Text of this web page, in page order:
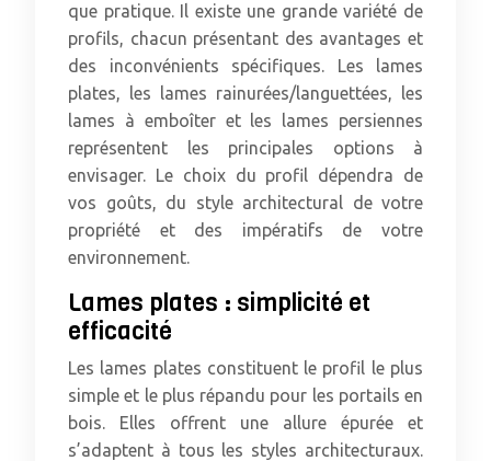
que pratique. Il existe une grande variété de
profils, chacun présentant des avantages et
des inconvénients spécifiques. Les lames
plates, les lames rainurées/languettées, les
lames à emboîter et les lames persiennes
représentent les principales options à
envisager. Le choix du profil dépendra de
vos goûts, du style architectural de votre
propriété et des impératifs de votre
environnement.
Lames plates : simplicité et
efficacité
Les lames plates constituent le profil le plus
simple et le plus répandu pour les portails en
bois. Elles offrent une allure épurée et
s’adaptent à tous les styles architecturaux.